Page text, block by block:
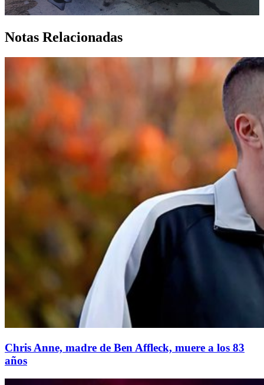
Notas Relacionadas
Chris Anne, madre de Ben Affleck, muere a los 83
años